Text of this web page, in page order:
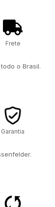
Frete
o Brasil.
Garantia